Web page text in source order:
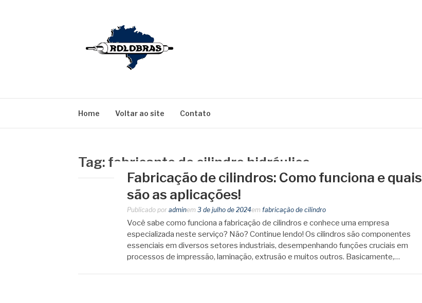
Home Voltar ao site Contato
Tag: fabricante de cilindro hidráulico
Fabricação de cilindros: Como funciona e quais
são as aplicações!
Publicado por adminem 3 de julho de 2024em fabricação de cilindro
Você sabe como funciona a fabricação de cilindros e conhece uma empresa
especializada neste serviço? Não? Continue lendo! Os cilindros são componentes
essenciais em diversos setores industriais, desempenhando funções cruciais em
processos de impressão, laminação, extrusão e muitos outros. Basicamente,…